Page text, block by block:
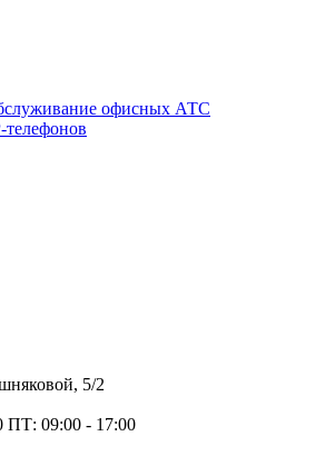
офисных АТС
телефонов
5/2
09:00 - 17:00